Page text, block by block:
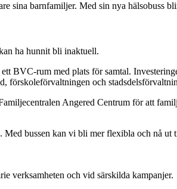
sina barnfamiljer. Med sin nya hälsobuss
ha hunnit bli inaktuell.
BVC-rum med plats för samtal.
förskoleförvaltningen och
Angered Centrum för att
bussen kan vi bli mer flexibla och nå
verksamheten och vid särskilda kampanjer.